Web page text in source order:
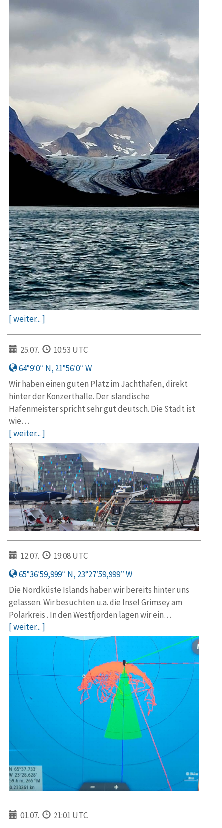
[ weiter... ]
25.07.
10:53 UTC
64°9′0′′ N, 21°56′0′′ W
Wir haben einen guten Platz im Jachthafen, direkt
hinter der Konzerthalle. Der isländische
Hafenmeister spricht sehr gut deutsch. Die Stadt ist
wie…
[ weiter... ]
12.07.
19:08 UTC
65°36′59,999′′ N, 23°27′59,999′′ W
Die Nordküste Islands haben wir bereits hinter uns
gelassen. Wir besuchten u.a. die Insel Grimsey am
Polarkreis . In den Westfjorden lagen wir ein…
[ weiter... ]
01.07. 21:01 UTC